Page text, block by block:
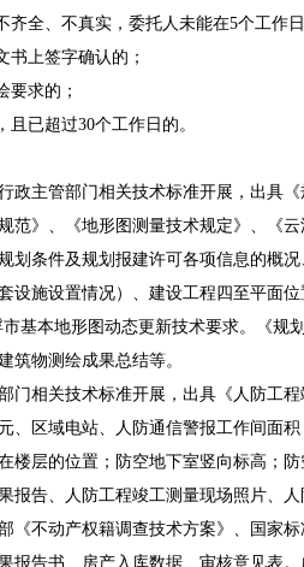
全、不真实，委托人未能在5个工作日
上签字确认的；
求的；
已超过30个工作日的。
主管部门相关技术标准开展，出具
范》、《地形图测量技术规定》、《
划条件及规划报建许可各项信息的概
设施设置情况）、建设工程四至平面
市基本地形图动态更新技术要求。《
筑物测绘成果总结等。
相关技术标准开展，出具《人防工
、区域电站、人防通信警报工作间面
楼层的位置；防空地下室竖向标高；
报告、人防工程竣工测量现场照片、
不动产权籍调查技术方案》、国家标
报告书、房产入库数据、审核意见表